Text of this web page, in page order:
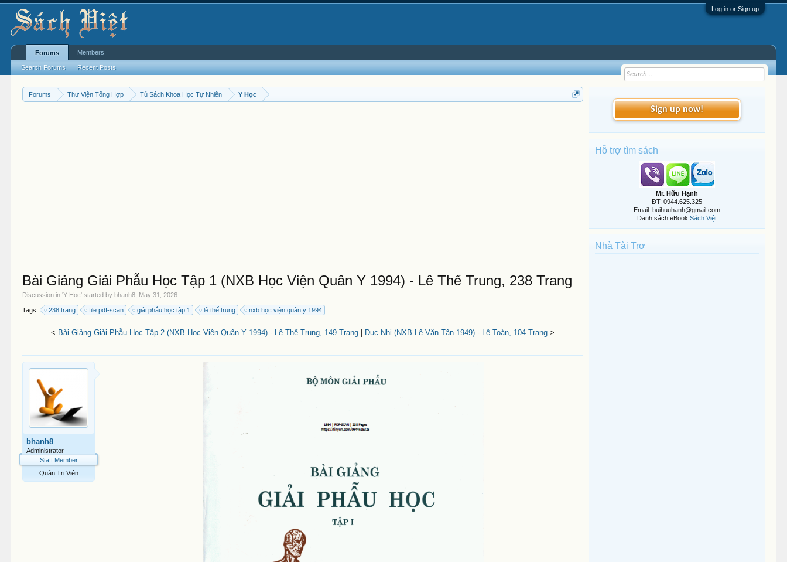
Log in or Sign up
Forums Thư Viện Tổng Hợp Tủ Sách Khoa Học Tự Nhiên Y Học
Bài Giảng Giải Phẫu Học Tập 1 (NXB Học Viện Quân Y 1994) - Lê Thế Trung, 238 Trang
Discussion in 'Y Học' started bybhanh8 May 31, 2026
Tags: 238 trang file pdf-scan giải phẫu học tập 1 lê thế trung nxb học viện quân y 1994
< Bài Giảng Giải Phẫu Học Tập 2 (NXB Học Viện Quân Y 1994) - Lê Thế Trung, 149 Trang Dục Nhi (NXB Lê Văn Tân 1949) - Lê Toàn, 104 Trang >
bhanh8
Administrator
Staff Member
Quản Trị Viên
Sign up now!
Hỗ trợ tìm sách
Mr. Hữu Hạnh
ĐT: 0944.625.325
Email: buihuuhanh@gmail.com
Danh sách eBook Sách Việt
Nhà Tài Trợ
Forums
Search Forums Recent Posts
Members